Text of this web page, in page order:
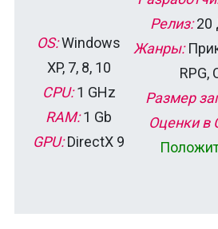
OS:Windows
XP, 7, 8, 10
CPU:1 GHz
RAM:1 Gb
GPU:DirectX 9
Релиз:20
Жанры:
RPG,
Размер
Оценки